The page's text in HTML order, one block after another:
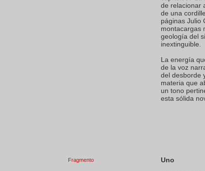
de relacionar
de una
páginas Julio
montacargas
geología del
inextinguible.
La energía
de la voz
del desborde
materia que
un tono
esta sólida
Uno
Fragmento